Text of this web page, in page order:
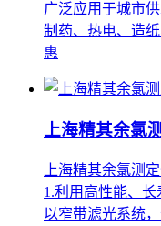
广泛应用于城市
制药、热电、造
惠
上海精其余氯
上海精其余氯测
1.利用高性能、
以窄带滤光系统